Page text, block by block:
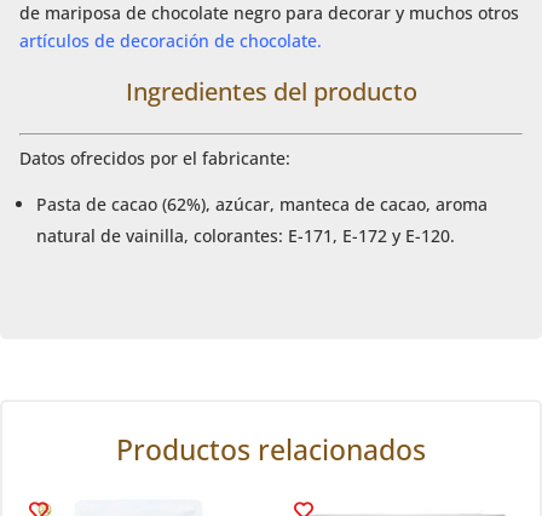
de mariposa de chocolate negro para decorar y muchos otros
artículos de decoración de chocolate.
Ingredientes del producto
Datos ofrecidos por el fabricante:
Pasta de cacao (62%), azúcar, manteca de cacao, aroma
natural de vainilla, colorantes: E-171, E-172 y E-120.
Productos relacionados